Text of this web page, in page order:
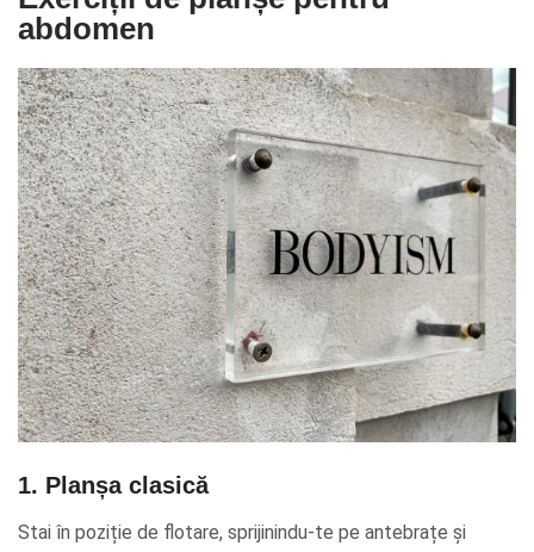
abdomen
1. Planșa clasică
Stai în poziție de flotare, sprijinindu-te pe antebrațe și